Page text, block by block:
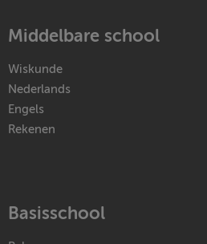
Middelbare school
Wiskunde
Nederlands
Engels
Rekenen
Basisschool